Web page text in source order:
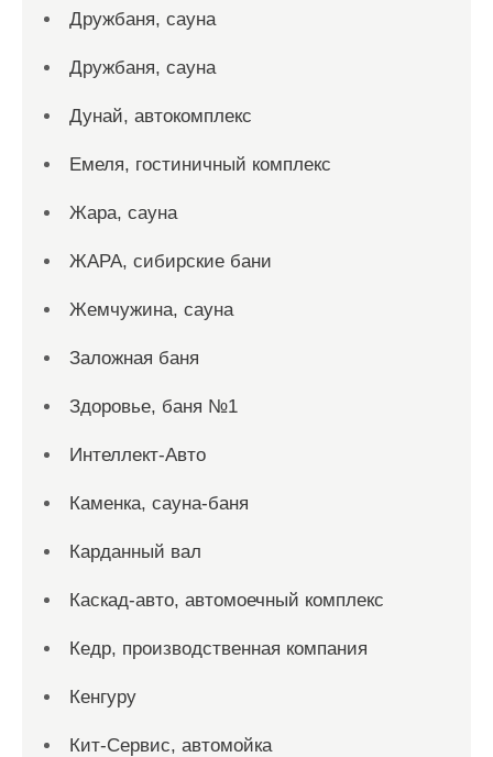
Дружбаня, сауна
Дружбаня, сауна
Дунай, автокомплекс
Емеля, гостиничный комплекс
Жара, сауна
ЖАРА, сибирские бани
Жемчужина, сауна
Заложная баня
Здоровье, баня №1
Интеллект-Авто
Каменка, сауна-баня
Карданный вал
Каскад-авто, автомоечный комплекс
Кедр, производственная компания
Кенгуру
Кит-Сервис, автомойка